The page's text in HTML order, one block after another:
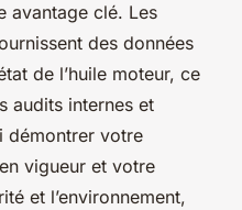
avantage clé. Les
des données
de l’huile moteur, ce
audits internes et
démontrer votre
vigueur et votre
et l’environnement,